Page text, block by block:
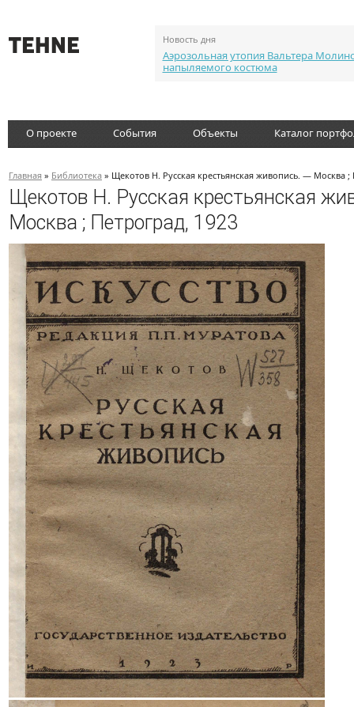
Новость дня
Аэрозольная утопия Вальтера
напыляемого костюма
О проекте События Объекты Каталог
Главная » Библиотека » Щекотов Н. Русская крестьянская живопись. — Москва ;
Щекотов Н. Русская крестьянская
Москва ; Петроград, 1923